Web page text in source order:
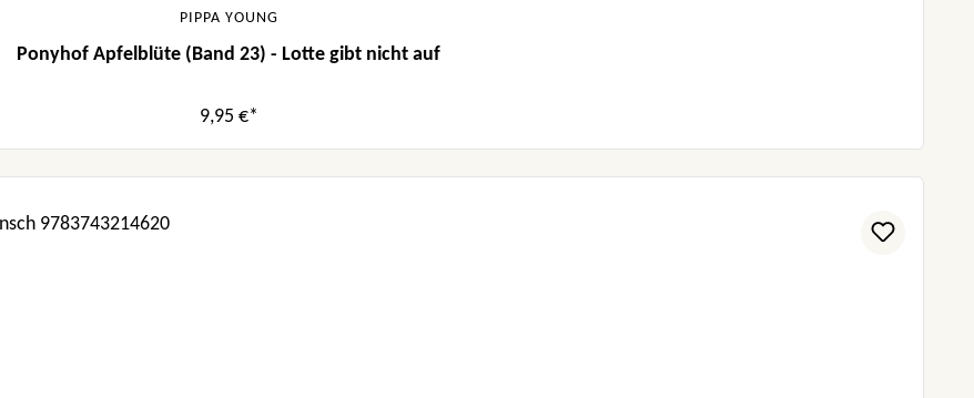
PIPPA YOUNG
Ponyhof Apfelblüte (Band 23) - Lotte gibt nicht auf
9,95 €*